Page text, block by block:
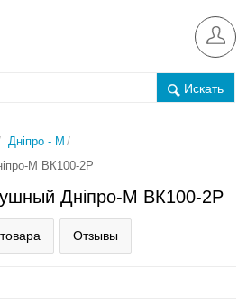
Искать
Днiпро - М /
М ВК100-2Р
Дніпро-М ВК100-2Р
Отзывы